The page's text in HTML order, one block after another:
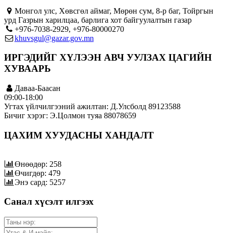
Монгол улс, Хөвсгөл аймаг, Мөрөн сум, 8-р баг, Тойргын
урд Газрын харилцаа, барлига хот байгуулалтын газар
+976-7038-2929, +976-80000270
khuvsgul@gazar.gov.mn
ИРГЭДИЙГ ХҮЛЭЭН АВЧ УУЛЗАХ ЦАГИЙН
ХУВААРЬ
Даваа-Баасан
09:00-18:00
Угтах үйлчилгээний ажилтан: Д.Улсболд 89123588
Бичиг хэрэг: Э.Цолмон туяа 88078659
ЦАХИМ ХУУДАСНЫ ХАНДАЛТ
Өнөөдөр: 258
Өчигдөр: 479
Энэ сард: 5257
Санал хүсэлт илгээх